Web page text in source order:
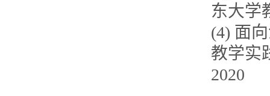
东大学
(4) 面
教学实
2020